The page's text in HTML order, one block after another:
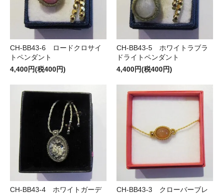
CH-BB43-6 ロードクロサイ
トペンダント
4,400円(税400円)
CH-BB43-5 ホワイトラブラ
ドライトペンダント
4,400円(税400円)
CH-BB43-4 ホワイトガーデ
CH-BB43-3 クローバーブレ